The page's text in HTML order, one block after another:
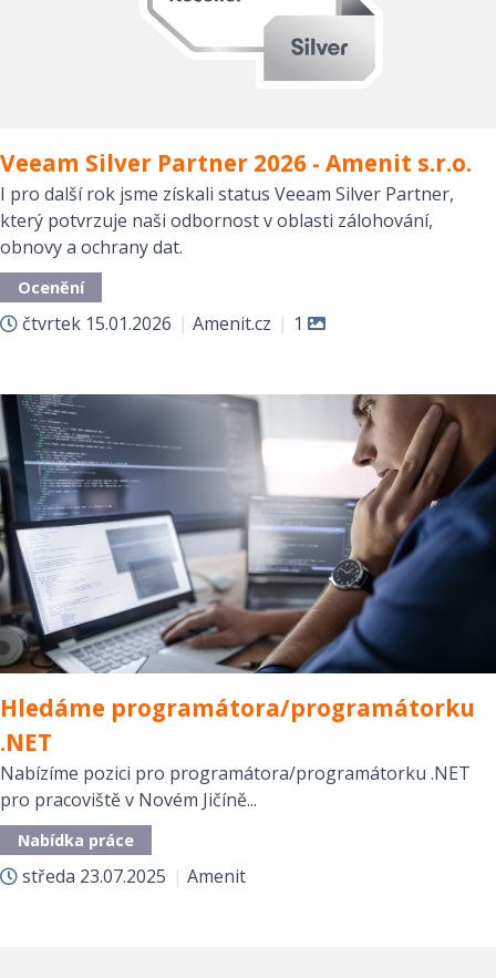
Veeam Silver Partner 2026 - Amenit s.r.o.
I pro další rok jsme získali status Veeam Silver Partner,
který potvrzuje naši odbornost v oblasti zálohování,
obnovy a ochrany dat.
Ocenění
čtvrtek 15.01.2026 | Amenit.cz | 1
Hledáme programátora/programátorku
.NET
Nabízíme pozici pro programátora/programátorku .NET
pro pracoviště v Novém Jičíně...
Nabídka práce
středa 23.07.2025 | Amenit